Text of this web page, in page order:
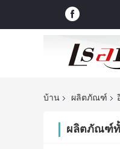
บ้าน ผลิตภัณฑ์
ผลิตภัณฑ์